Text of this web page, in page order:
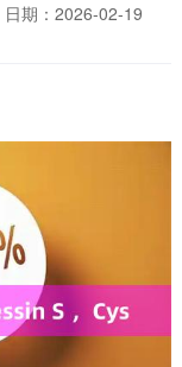
日期：2026-02-19